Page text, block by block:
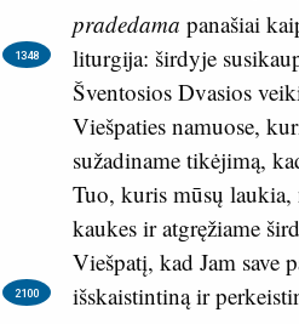
pradedama panašiai
liturgija:
1348
širdyje
Šventosios Dvasios
Viešpaties namuose,
sužadiname tikėjimą,
Tuo, kuris mūsų laukia,
kaukes ir atgręžiame
Viešpatį, kad Jam save
išskaistintiną ir
2100